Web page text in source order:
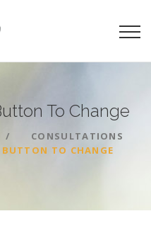
To Change
CONSULTATIONS
BUTTON TO CHANGE